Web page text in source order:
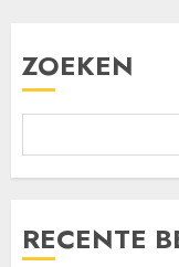
ZOEKEN
RECENTE